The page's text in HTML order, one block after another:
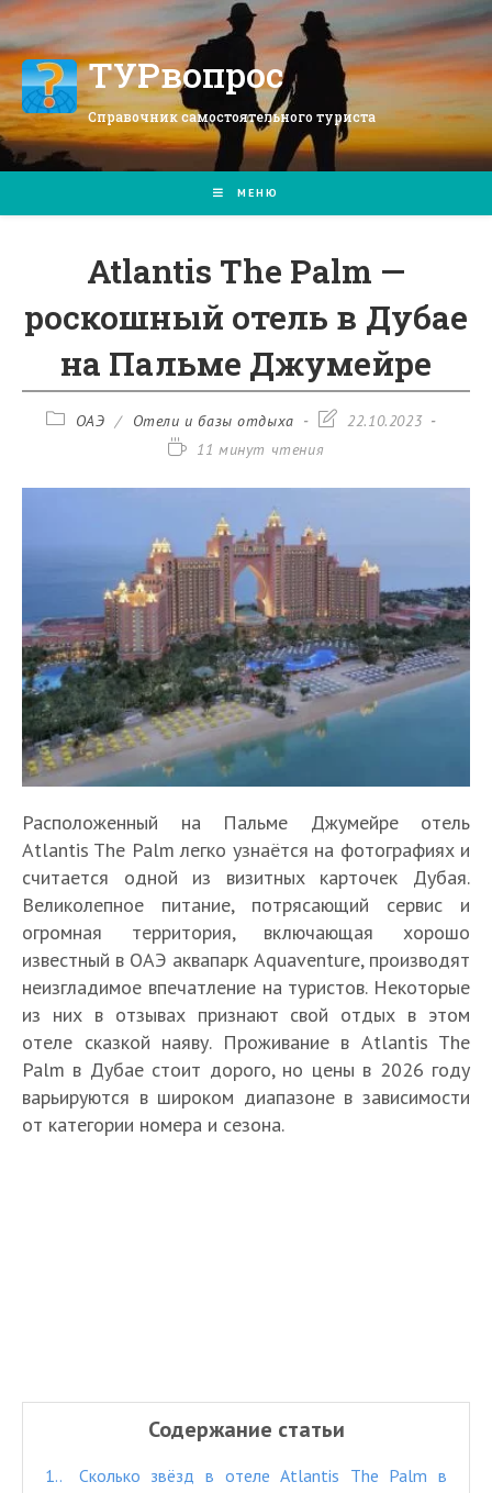
Перейти
к
содержимомуТУРвопрос
Справочник самостоятельного туриста
МЕНЮ
Atlantis The Palm —
роскошный отель в Дубае
на Пальме Джумейре
Рубрика
ОАЭ / Отели и базы отдыха
Запись22.10.2023
Время11 минут чтения
Расположенный на Пальме Джумейре отель
Atlantis The Palm легко узнаётся на фотографиях и
считается одной из визитных карточек Дубая.
Великолепное питание, потрясающий сервис и
огромная территория, включающая хорошо
известный в ОАЭ аквапарк Aquaventure, производят
неизгладимое впечатление на туристов. Некоторые
из них в отзывах признают свой отдых в этом
отеле сказкой наяву. Проживание в Atlantis The
Palm в Дубае стоит дорого, но цены в 2026 году
варьируются в широком диапазоне в зависимости
от категории номера и сезона.
Содержание статьи
1.
Сколько звёзд в отеле Atlantis The Palm в